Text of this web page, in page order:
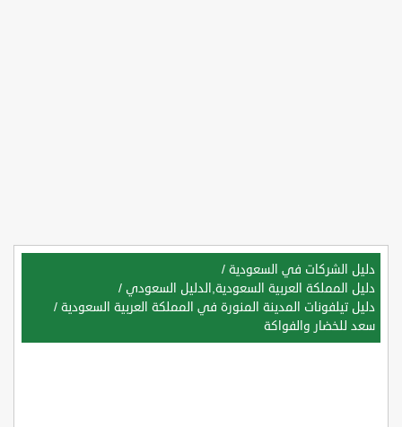
دليل الشركات في السعودية /
دليل المملكة العربية السعودية,الدليل السعودي /
دليل تيلفونات المدينة المنورة في المملكة العربية السعودية /
سعد للخضار والفواكة